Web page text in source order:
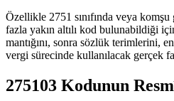
Özellikle 2751 sınıfında veya
fazla yakın altılı kod bulunabildiği
mantığını, sonra sözlük terimlerini,
vergi sürecinde kullanılacak gerçek
275103 Kodunun